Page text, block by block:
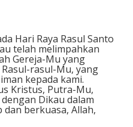
Hari Raya Rasul Santo
telah melimpahkan
Gereja-Mu yang
rasul-Mu, yang
kepada kami.
Kristus, Putra-Mu,
Dikau dalam
berkuasa, Allah,